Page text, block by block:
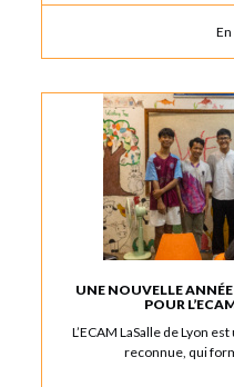
UNE NOUVELLE
POUR
L’ECAM LaSalle de Lyon
reconnue, qui